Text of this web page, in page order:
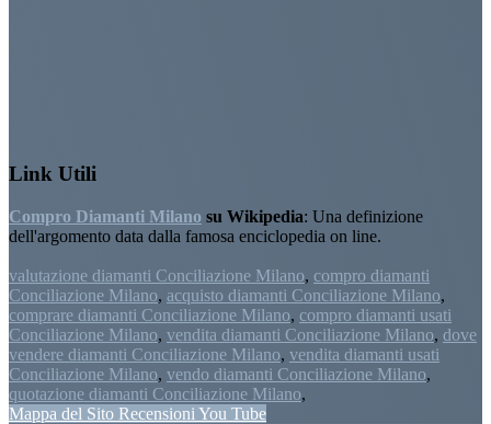
Link Utili
Compro Diamanti Milano su Wikipedia: Una definizione
dell'argomento data dalla famosa enciclopedia on line.
valutazione diamanti Conciliazione Milano, compro diamanti
Conciliazione Milano, acquisto diamanti Conciliazione Milano,
comprare diamanti Conciliazione Milano, compro diamanti usati
Conciliazione Milano, vendita diamanti Conciliazione Milano, dove
vendere diamanti Conciliazione Milano, vendita diamanti usati
Conciliazione Milano, vendo diamanti Conciliazione Milano,
quotazione diamanti Conciliazione Milano,
Mappa del Sito Recensioni You Tube